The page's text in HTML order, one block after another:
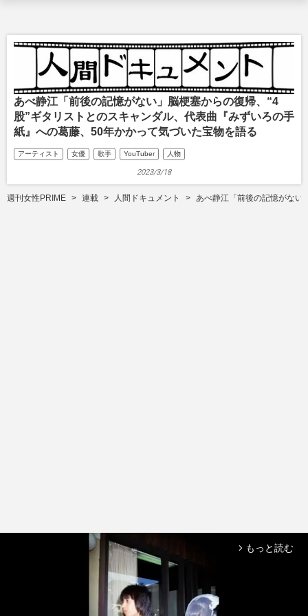
あべ静江「前後の記憶がない」脳梗塞からの復帰、“4
股”ギタリストとのスキャンダル、代表曲『みずいろの手
紙』への葛藤、50年かかって気づいた宝物を語る
アーティスト 女優 歌手 YouTuber 人物
2023/3/18
週刊女性PRIME 連載 人間ドキュメント あべ静江「前後の記憶がない
arrow_forward_ios もっと読む